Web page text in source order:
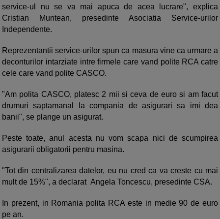
service-ul nu se va mai apuca de acea lucrare", explica
Cristian Muntean, presedinte Asociatia Service-urilor
Independente.
Reprezentantii service-urilor spun ca masura vine ca urmare a
deconturilor intarziate intre firmele care vand polite RCA catre
cele care vand polite CASCO.
"Am polita CASCO, platesc 2 mii si ceva de euro si am facut
drumuri saptamanal la compania de asigurari sa imi dea
banii", se plange un asigurat.
Peste toate, anul acesta nu vom scapa nici de scumpirea
asigurarii obligatorii pentru masina.
"Tot din centralizarea datelor, eu nu cred ca va creste cu mai
mult de 15%", a declarat Angela Toncescu, presedinte CSA.
In prezent, in Romania polita RCA este in medie 90 de euro
pe an.